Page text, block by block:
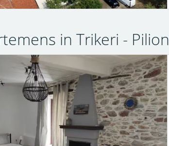
in Trikeri - Pilion